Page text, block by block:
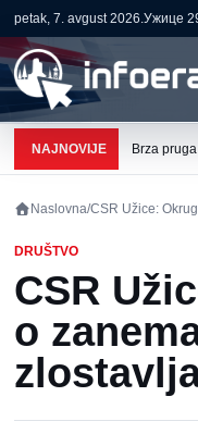
petak, 7. avgust 2026.Ужице
NAJNOVIJE Brza
Naslovna/CSR Užice:
DRUŠTVO
CSR
o